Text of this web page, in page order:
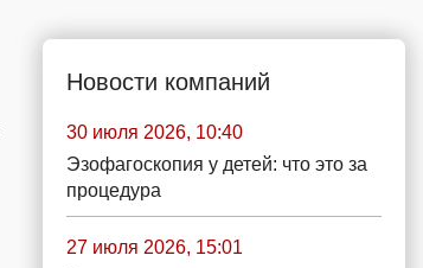
Новости компаний
30 июля 2026, 10:40
Эзофагоскопия у детей: что это за
процедура
27 июля 2026, 15:01